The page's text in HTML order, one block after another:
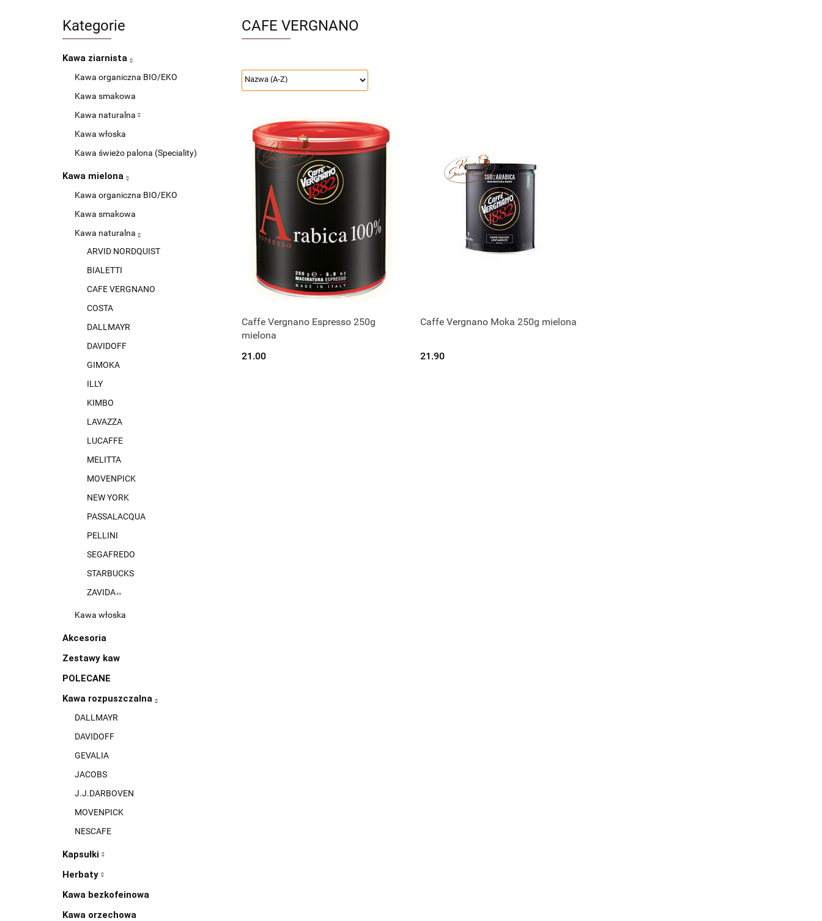
Kategorie
Kawa ziarnista
Kawa organiczna BIO/EKO
Kawa smakowa
Kawa naturalna
Kawa włoska
Kawa świeżo palona (Speciality)
Kawa mielona
Kawa organiczna BIO/EKO
Kawa smakowa
Kawa naturalna
ARVID NORDQUIST
BIALETTI
CAFE VERGNANO
COSTA
DALLMAYR
DAVIDOFF
GIMOKA
ILLY
KIMBO
LAVAZZA
LUCAFFE
MELITTA
MOVENPICK
NEW YORK
PASSALACQUA
PELLINI
SEGAFREDO
STARBUCKS
ZAVIDA
Kawa włoska
Akcesoria
Zestawy kaw
POLECANE
Kawa rozpuszczalna
DALLMAYR
DAVIDOFF
GEVALIA
JACOBS
J.J.DARBOVEN
MOVENPICK
NESCAFE
Kapsułki
Herbaty
Kawa bezkofeinowa
Kawa orzechowa
CAFE VERGNANO
Czekamy na dostawę.
Caffe Vergnano Espresso 250g
mielona
21.00
Czekamy na dostawę.
Caffe Vergnano Moka 250g mielona
21.90